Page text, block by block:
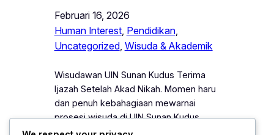
Februari 16, 2026
Human Interest, Pendidikan
Uncategorized, Wisuda & Akademik
Wisudawan UIN Sunan Kudus Terima
Ijazah Setelah Akad Nikah. Momen haru
dan penuh kebahagiaan mewarnai
prosesi wisuda di UIN Sunan Kudus
ketika seorang wisudawan menerima